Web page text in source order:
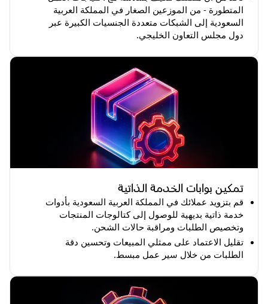
المتطورة - من الموزعين الصغار في المملكة العربية
السعودية إلى الشبكات متعددة الجنسيات الكبيرة عبر
دول مجلس التعاون الخليجي.
تمكين بوابات الخدمة الذاتية
قم بتزويد عملائك في المملكة العربية السعودية بأدوات
خدمة ذاتية بديهية للوصول إلى كتالوجات المنتجات
وتخصيص الطلبات ومراقبة حالات الشحن.
تقليل الاعتماد على ممثلي المبيعات وتحسين دقة
الطلبات من خلال سير عمل مبسط.